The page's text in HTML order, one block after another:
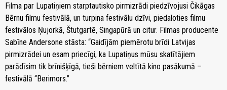
Filma par Lupatiņiem starptautisko pirmizrādi piedzīvojusi Čikāgas
Bērnu filmu festivālā, un turpina festivālu dzīvi, piedaloties filmu
festivālos Ņujorkā, Štutgartē, Singapūrā un citur. Filmas producente
Sabīne Andersone stāsta: “Gaidījām piemērotu brīdi Latvijas
pirmizrādei un esam priecīgi, ka Lupatiņus mūsu skatītājiem
parādīsim tik brīnišķīgā, tieši bērniem veltītā kino pasākumā –
festivālā “Berimors.”